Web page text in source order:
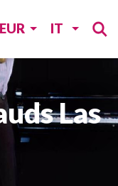
EUR IT
Las